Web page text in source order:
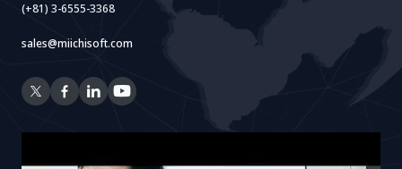
(+81) 3-6555-3368
sales@miichisoft.com